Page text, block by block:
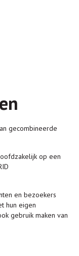
gecombineerde
op een
en bezoekers
hun eigen
gebruik maken van